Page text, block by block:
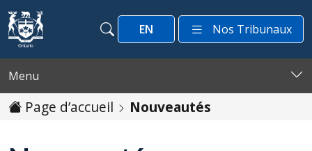
Passer au contenu
Recherche
Recherche
EN Nos Tribunaux
Menu
Page d’accueil Nouveautés